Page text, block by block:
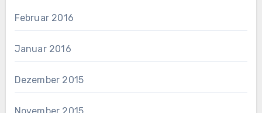
Februar 2016
Januar 2016
Dezember 2015